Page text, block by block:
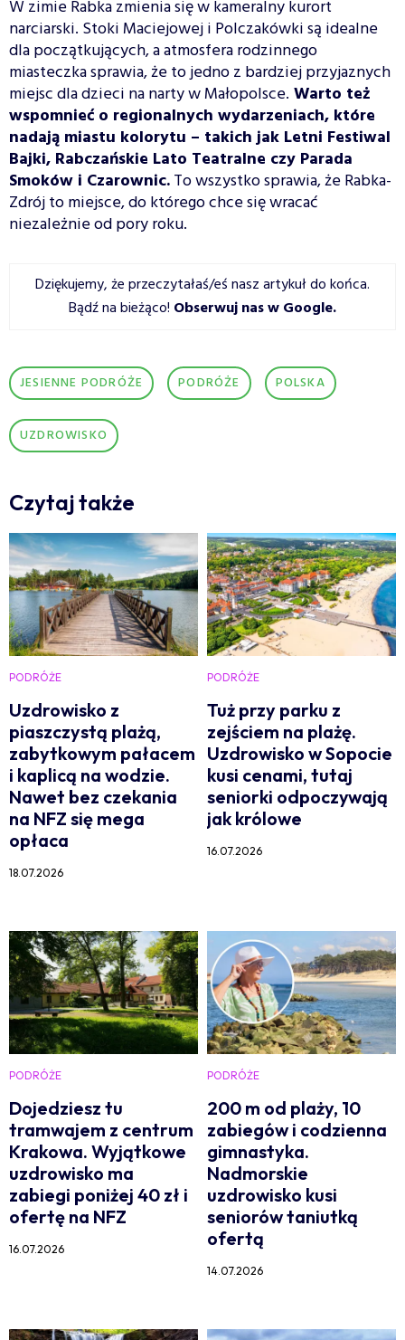
W zimie Rabka zmienia się w kameralny kurort
narciarski. Stoki Maciejowej i Polczakówki są idealne
dla początkujących, a atmosfera rodzinnego
miasteczka sprawia, że to jedno z bardziej przyjaznych
miejsc dla dzieci na narty w Małopolsce. Warto też
wspomnieć o regionalnych wydarzeniach, które
nadają miastu kolorytu – takich jak Letni Festiwal
Bajki, Rabczańskie Lato Teatralne czy Parada
Smoków i Czarownic.To wszystko sprawia, że Rabka-
Zdrój to miejsce, do którego chce się wracać
niezależnie od pory roku.
Dziękujemy, że przeczytałaś/eś nasz artykuł do końca.
Bądź na bieżąco! Obserwuj nas w Google.
JESIENNE PODRÓŻE PODRÓŻE POLSKA
UZDROWISKO
Czytaj także
PODRÓŻE
Uzdrowisko z
piaszczystą plażą,
zabytkowym pałacem
i kaplicą na wodzie.
Nawet bez czekania
na NFZ się mega
opłaca
18.07.2026
PODRÓŻE
Tuż przy parku z
zejściem na plażę.
Uzdrowisko w Sopocie
kusi cenami, tutaj
seniorki odpoczywają
jak królowe
16.07.2026
PODRÓŻE
Dojedziesz tu
tramwajem z centrum
Krakowa. Wyjątkowe
uzdrowisko ma
zabiegi poniżej 40 zł i
ofertę na NFZ
16.07.2026
PODRÓŻE
200 m od plaży, 10
zabiegów i codzienna
gimnastyka.
Nadmorskie
uzdrowisko kusi
seniorów taniutką
ofertą
14.07.2026